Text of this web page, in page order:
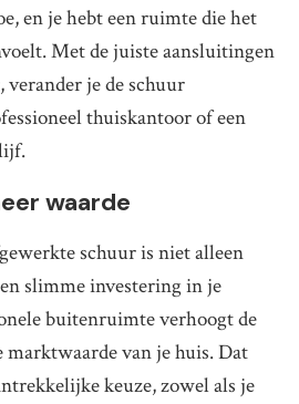
en je hebt een ruimte die het
Met de juiste aansluitingen
je de schuur
thuiskantoor of een
waarde
schuur is niet alleen
slimme investering in je
buitenruimte verhoogt de
marktwaarde van je huis. Dat
keuze, zowel als je